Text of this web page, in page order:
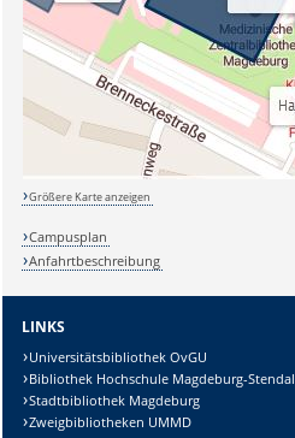
Größere Karte anzeigen
Campusplan
Anfahrtbeschreibung
LINKS
Universitätsbibliothek OvGU
Bibliothek Hochschule Magdeburg-Stendal
Stadtbibliothek Magdeburg
Zweigbibliotheken UMMD